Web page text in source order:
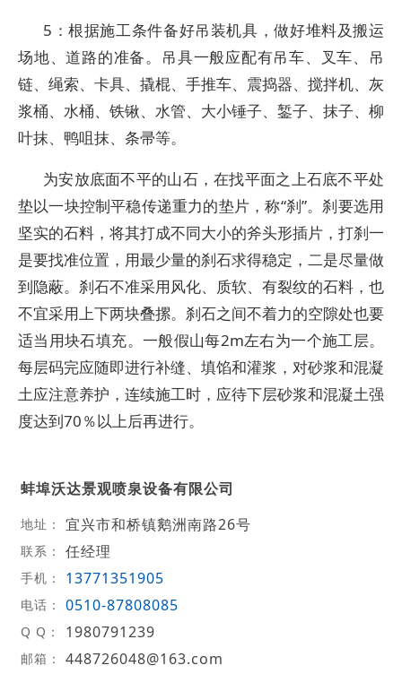
5：根据施工条件备好吊装机具，做好堆料及搬运
场地、道路的准备。吊具一般应配有吊车、叉车、吊
链、绳索、卡具、撬棍、手推车、震捣器、搅拌机、灰
浆桶、水桶、铁锹、水管、大小锤子、錾子、抹子、柳
叶抹、鸭咀抹、条帚等。
为安放底面不平的山石，在找平面之上石底不平处
垫以一块控制平稳传递重力的垫片，称“刹”。刹要选用
坚实的石料，将其打成不同大小的斧头形插片，打刹一
是要找准位置，用最少量的刹石求得稳定，二是尽量做
到隐蔽。刹石不准采用风化、质软、有裂纹的石料，也
不宜采用上下两块叠摞。刹石之间不着力的空隙处也要
适当用块石填充。一般假山每2m左右为一个施工层。
每层码完应随即进行补缝、填馅和灌浆，对砂浆和混凝
土应注意养护，连续施工时，应待下层砂浆和混凝土强
度达到70％以上后再进行。
蚌埠沃达景观喷泉设备有限公司
地址： 宜兴市和桥镇鹅洲南路26号
联系： 任经理
手机： 13771351905
电话： 0510-87808085
Q Q： 1980791239
邮箱： 448726048@163.com